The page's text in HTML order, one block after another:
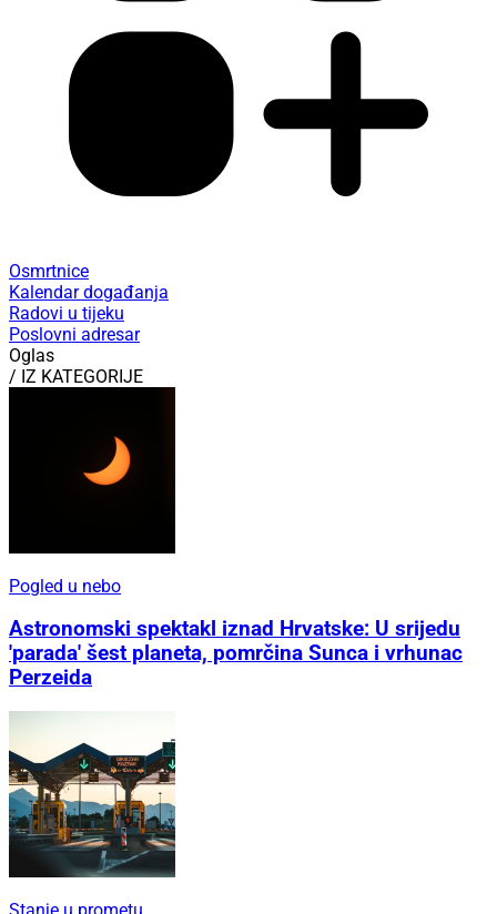
Osmrtnice
Kalendar događanja
Radovi u tijeku
Poslovni adresar
Oglas
/ IZ KATEGORIJE
Pogled u nebo
Astronomski spektakl iznad Hrvatske: U srijedu
'parada' šest planeta, pomrčina Sunca i vrhunac
Perzeida